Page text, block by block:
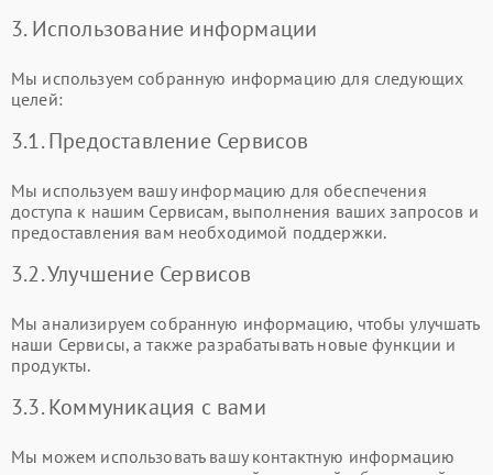
3. Использование информации
Мы используем собранную информацию для следующих
целей:
3.1. Предоставление Сервисов
Мы используем вашу информацию для обеспечения
доступа к нашим Сервисам, выполнения ваших запросов и
предоставления вам необходимой поддержки.
3.2. Улучшение Сервисов
Мы анализируем собранную информацию, чтобы улучшать
наши Сервисы, а также разрабатывать новые функции и
продукты.
3.3. Коммуникация с вами
Мы можем использовать вашу контактную информацию